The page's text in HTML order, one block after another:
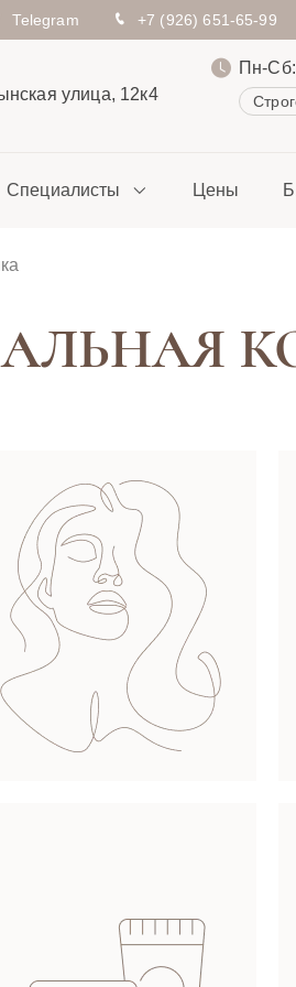
Telegram +7 (926) 651-65-99
улица, 12к4
Пн-
Специалисты Цены